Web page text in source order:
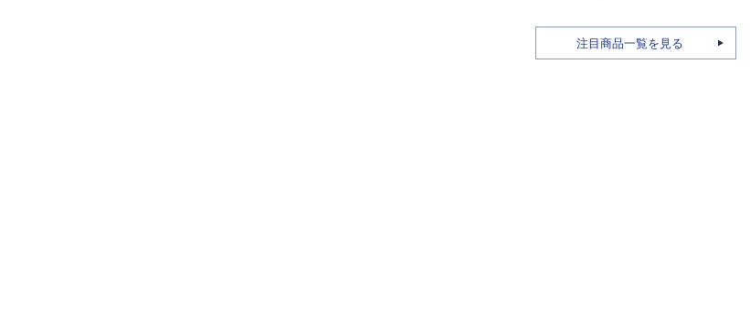
注目商品一覧を見る